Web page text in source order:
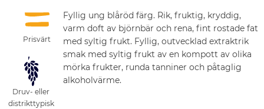
Prisvärt
Druv- eller
distrikttypisk
Fyllig ung blåröd färg. Rik, fruktig, kryddig,
varm doft av björnbär och rena, fint rostade fat
med syltig frukt. Fyllig, outvecklad extraktrik
smak med syltig frukt av en kompott av olika
mörka frukter, runda tanniner och påtaglig
alkoholvärme.